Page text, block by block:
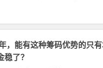
，能有这种筹码优势的只
了？